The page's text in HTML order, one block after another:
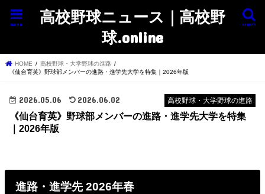
高校野球ニュース｜高校野
球.online
search
menu
HOME
高校野球・大学野球の進路
《仙台育英》野球部メンバーの進路・進学先大学を特集｜2026年版
高校野球・大学野球の進路
2026.05.06 2026.06.02
《仙台育英》野球部メンバーの進路・進学先大学を特集
｜2026年版
進路・進学先 2026年春